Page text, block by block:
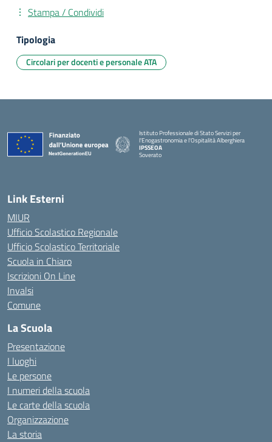
Stampa / Condividi
Tipologia
Circolari per docenti e personale ATA
Istituto Professionale di Stato Servizi per
l'Enogastronomia e l'Ospitalità Alberghiera
IPSSEOA
Soverato
Link Esterni
MIUR
Ufficio Scolastico Regionale
Ufficio Scolastico Territoriale
Scuola in Chiaro
Iscrizioni On Line
Invalsi
Comune
La Scuola
Presentazione
I luoghi
Le persone
I numeri della scuola
Le carte della scuola
Organizzazione
La storia